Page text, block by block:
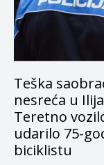
Teška
nesreća u
Teretno
udarilo 75-
biciklistu